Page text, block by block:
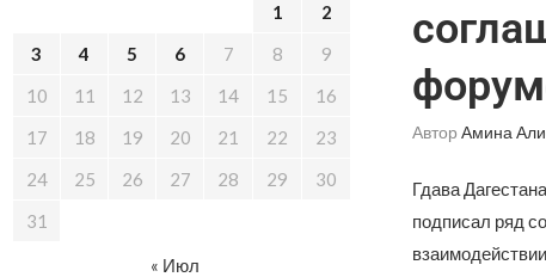
Автор Амина
Гдава
подписал ряд
1
2
3
4 5 6 7 8
9
10
11 12 13 14 15
16
17
18 19 20 21 22
23
24
25 26 27 28 29
30
31
« Июл